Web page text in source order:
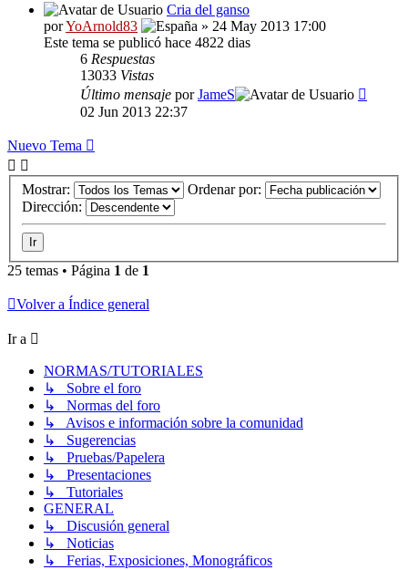
Cria del ganso
porYoArnold83
» 24 May 2013 17:00
Este tema se publicó hace 4822 dias
6 Respuestas
13033 Vistas
Último mensaje porJameS
02 Jun 2013 22:37
Nuevo Tema
Mostrar:
Ordenar por:
Dirección:
25 temas • Página 1 de 1
Volver a Índice general
Ir a
NORMAS/TUTORIALES
↳ Sobre el foro
↳ Normas del foro
↳ Avisos e información sobre la comunidad
↳ Sugerencias
↳ Pruebas/Papelera
↳ Presentaciones
↳ Tutoriales
GENERAL
↳ Discusión general
↳ Noticias
↳ Ferias, Exposiciones, Monográficos